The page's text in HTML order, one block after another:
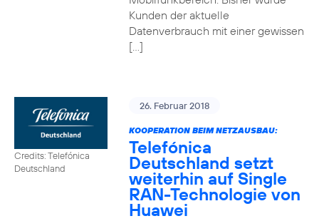
Kunden der aktuelle
Datenverbrauch mit einer gewissen
[…]
Credits: Telefónica
Deutschland
26. Februar 2018
KOOPERATION BEIM NETZAUSBAU:
Telefónica
Deutschland setzt
weiterhin auf Single
RAN-Technologie von
Huawei